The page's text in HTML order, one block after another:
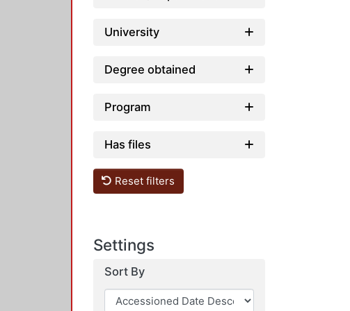
University
Degree obtained
Program
Has files
Reset filters
Settings
Sort By